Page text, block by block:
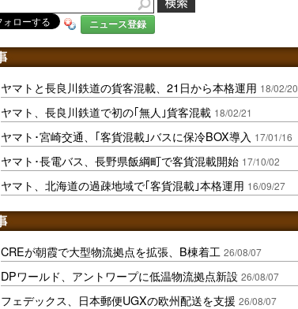
ニュース登録
ヤマトと長良川鉄道の貨客混載、21日から本格運用 18/02/20
ヤマト、長良川鉄道で初の｢無人｣貨客混載 18/02/21
ヤマト･宮崎交通、｢客貨混載｣バスに保冷BOX導入 17/01/16
ヤマト･長電バス、長野県飯綱町で客貨混載開始 17/10/02
ヤマト、北海道の過疎地域で｢客貨混載｣本格運用 16/09/27
CREが朝霞で大型物流拠点を拡張、B棟着工 26/08/07
DPワールド、アントワープに低温物流拠点新設 26/08/07
フェデックス、日本郵便UGXの欧州配送を支援 26/08/07